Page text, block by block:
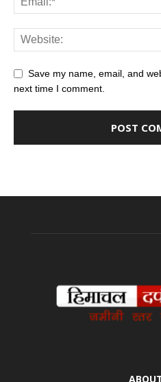
Save my name, email, and
next time I comment.